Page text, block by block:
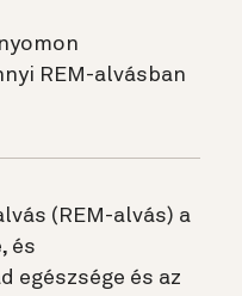
REM-alvásban
(REM-alvás) a
és
egészsége és az